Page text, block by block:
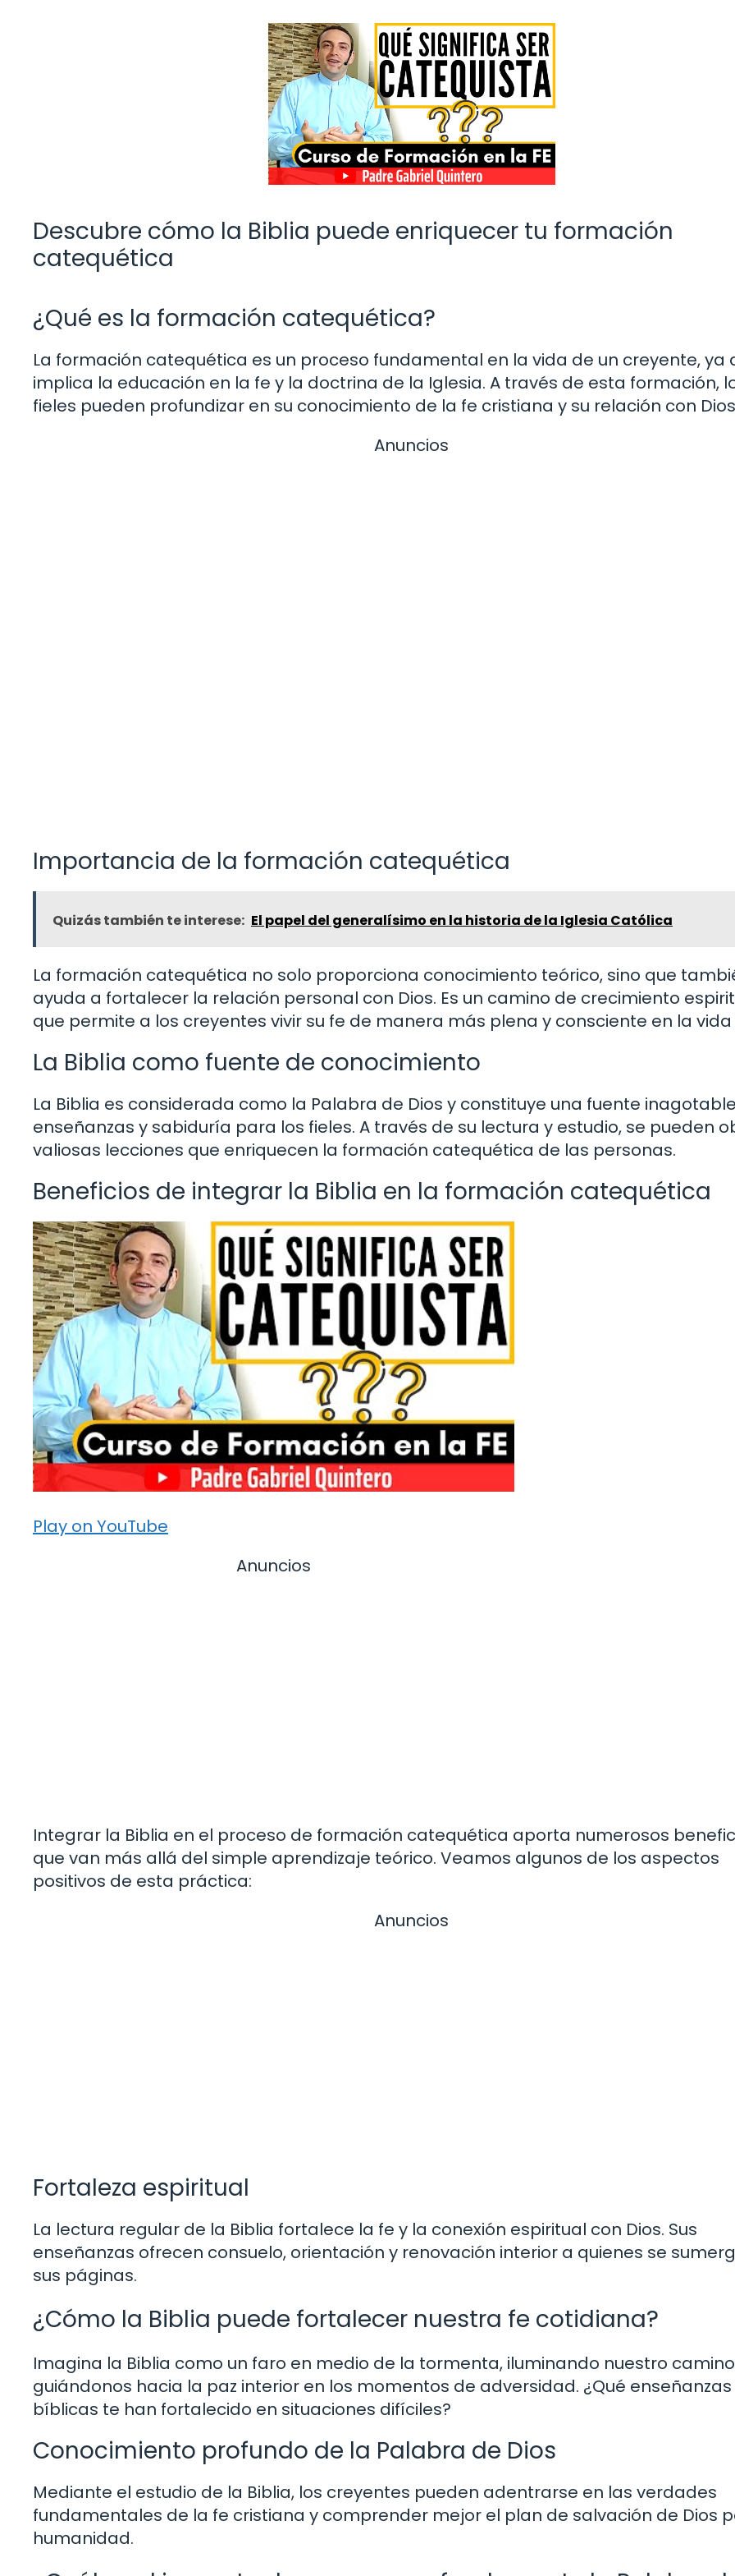
Descubre cómo la Biblia puede enriquecer tu formación
catequética
¿Qué es la formación catequética?
La formación catequética es un proceso fundamental en la vida de un creyente, ya
implica la educación en la fe y la doctrina de la Iglesia. A través de esta formación,
fieles pueden profundizar en su conocimiento de la fe cristiana y su relación con
Anuncios
Importancia de la formación catequética
Quizás también te interese: El papel del generalísimo en la historia de la Iglesia Católica
La formación catequética no solo proporciona conocimiento teórico, sino que
ayuda a fortalecer la relación personal con Dios. Es un camino de crecimiento
que permite a los creyentes vivir su fe de manera más plena y consciente en la
La Biblia como fuente de conocimiento
La Biblia es considerada como la Palabra de Dios y constituye una fuente
enseñanzas y sabiduría para los fieles. A través de su lectura y estudio, se pueden
valiosas lecciones que enriquecen la formación catequética de las personas.
Beneficios de integrar la Biblia en la formación catequética
Play on YouTube
Anuncios
Integrar la Biblia en el proceso de formación catequética aporta numerosos
que van más allá del simple aprendizaje teórico. Veamos algunos de los aspectos
positivos de esta práctica:
Anuncios
Fortaleza espiritual
La lectura regular de la Biblia fortalece la fe y la conexión espiritual con Dios. Sus
enseñanzas ofrecen consuelo, orientación y renovación interior a quienes se
sus páginas.
¿Cómo la Biblia puede fortalecer nuestra fe cotidiana?
Imagina la Biblia como un faro en medio de la tormenta, iluminando nuestro
guiándonos hacia la paz interior en los momentos de adversidad. ¿Qué enseñanzas
bíblicas te han fortalecido en situaciones difíciles?
Conocimiento profundo de la Palabra de Dios
Mediante el estudio de la Biblia, los creyentes pueden adentrarse en las verdades
fundamentales de la fe cristiana y comprender mejor el plan de salvación de Dios
humanidad.